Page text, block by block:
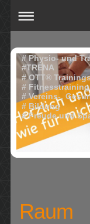
# Physio- und
#TRENA
# OTT®
#
# Vereins-,
# Bildung
# Freude und
Raum